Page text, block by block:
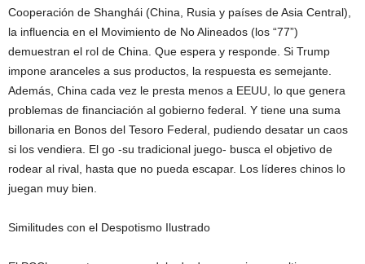
Cooperación de Shanghái (China, Rusia y países de Asia Central),
la influencia en el Movimiento de No Alineados (los “77”)
demuestran el rol de China. Que espera y responde. Si Trump
impone aranceles a sus productos, la respuesta es semejante.
Además, China cada vez le presta menos a EEUU, lo que genera
problemas de financiación al gobierno federal. Y tiene una suma
billonaria en Bonos del Tesoro Federal, pudiendo desatar un caos
si los vendiera. El go -su tradicional juego- busca el objetivo de
rodear al rival, hasta que no pueda escapar. Los líderes chinos lo
juegan muy bien.
Similitudes con el Despotismo Ilustrado